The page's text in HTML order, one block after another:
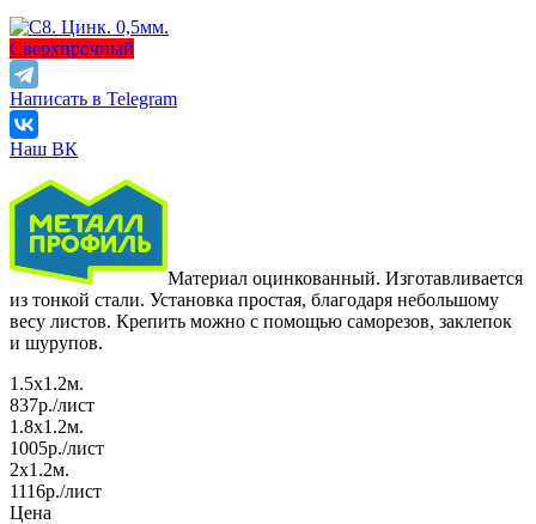
Сверхпрочный
Написать в Telegram
Наш ВК
Материал оцинкованный. Изготавливается
из тонкой стали. Установка простая, благодаря небольшому
весу листов. Крепить можно с помощью саморезов, заклепок
и шурупов.
1.5х1.2м.
837р./лист
1.8х1.2м.
1005р./лист
2х1.2м.
1116р./лист
Цена